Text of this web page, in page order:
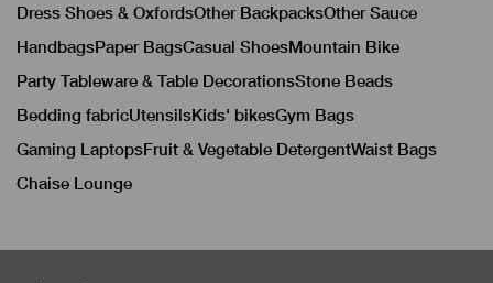
Dress Shoes & OxfordsOther BackpacksOther Sauce
HandbagsPaper BagsCasual ShoesMountain Bike
Party Tableware & Table DecorationsStone Beads
Bedding fabricUtensilsKids' bikesGym Bags
Gaming LaptopsFruit & Vegetable DetergentWaist Bags
Chaise Lounge